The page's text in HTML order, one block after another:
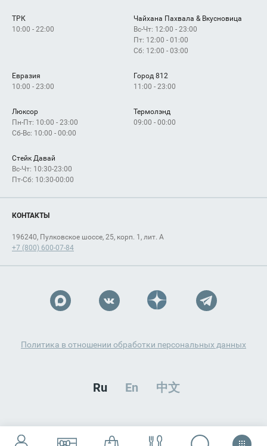
Как добраться
ТРК
10:00 - 22:00
Чайхана Пахвала & Вкусновица
Вс-Чт: 12:00 - 23:00
Пт: 12:00 - 01:00
Сб: 12:00 - 03:00
Евразия
10:00 - 23:00
Город 812
11:00 - 23:00
Люксор
Пн-Пт: 10:00 - 23:00
Сб-Вс: 10:00 - 00:00
Термолэнд
09:00 - 00:00
Стейк Давай
Вс-Чт: 10:30-23:00
Пт-Сб: 10:30-00:00
КОНТАКТЫ
196240, Пулковское шоссе, 25, корп. 1, лит. А
+7 (800) 600-07-84
Политика в отношении обработки персональных данных
Ru En 中文